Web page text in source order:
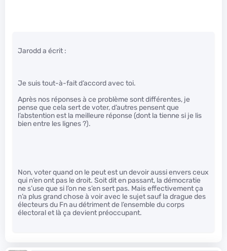
Jarodd a écrit :
Je suis tout-à-fait d’accord avec toi.
Après nos réponses à ce problème sont différentes, je
pense que cela sert de voter, d’autres pensent que
l’abstention est la meilleure réponse (dont la tienne si je lis
bien entre les lignes ?).
Non, voter quand on le peut est un devoir aussi envers ceux
qui n’en ont pas le droit. Soit dit en passant, la démocratie
ne s’use que si l’on ne s’en sert pas. Mais effectivement ça
n’a plus grand chose à voir avec le sujet sauf la drague des
électeurs du Fn au détriment de l’ensemble du corps
électoral et là ça devient préoccupant.